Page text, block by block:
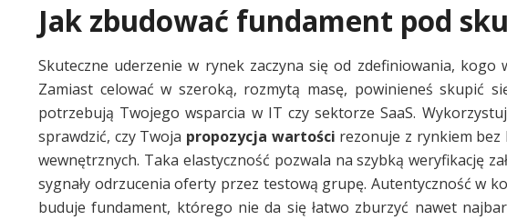
Jak zbudować fundament pod
Skuteczne uderzenie w rynek zaczyna się od zdefiniowania, kogo
Zamiast celować w szeroką, rozmytą masę, powinieneś skupić
potrzebują Twojego wsparcia w IT czy sektorze SaaS.
sprawdzić, czy Twoja propozycja wartości rezonuje z rynkiem
wewnętrznych. Taka elastyczność pozwala na szybką weryfikację
sygnały odrzucenia oferty przez testową grupę. Autentyczność w
buduje fundament, którego nie da się łatwo zburzyć nawet